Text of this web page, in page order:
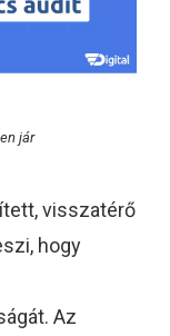
jár
visszatérő
hogy
Az